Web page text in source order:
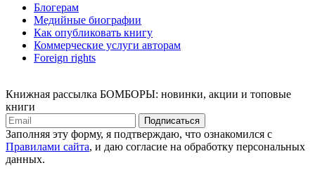
Блогерам
Медийные биографии
Как опубликовать книгу
Коммерческие услуги авторам
Foreign rights
Книжная рассылка БОМБОРЫ: новинки, акции и топовые
книги
Подписаться
Заполняя эту форму, я подтверждаю, что ознакомился с
Правилами сайта, и даю согласие на обработку персональных
данных.